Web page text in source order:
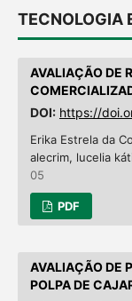
TECNOLOGIA
AVALIAÇÃO DE
DOI: https://
Erika Estrela da
alecrim, lucelia
05
PDF
AVALIAÇÃO DE
POLPA DE